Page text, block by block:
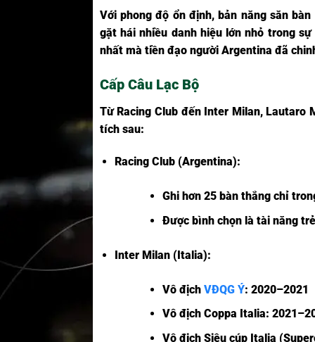
Với phong độ ổn định, bản năng săn
gặt hái nhiều danh hiệu lớn nhỏ trong
nhất mà tiền đạo người Argentina đã
Cấp Câu Lạc Bộ
Từ Racing Club đến Inter Milan, Lautaro
tích sau:
Racing Club (Argentina):
Ghi hơn 25 bàn thắng chỉ
Được bình chọn là tài năng
Inter Milan (Italia):
Vô địchVĐQG Ý: 2020–2021
Vô địch Coppa Italia:
Vô địch Siêu cúp Italia